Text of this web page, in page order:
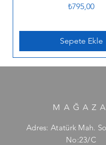
Fiyat
₺795,00
Sepete Ekle
MAĞAZA
Adres: Atatürk Mah.
No:23/C